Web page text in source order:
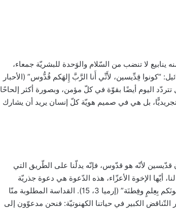
لا تنضب من السّلام والوَحدة للبشريّة جمعاء،
“كونوا قِدِّيسين، لأَنِّي أَنا الرَّبَّ إِلهَكم قُدُّوس” (الأحبار
وما تزال تتردّد اليوم أيضًا بقوّة في كلّ مؤمن، وبصورة أكثر إلحاحًا
تجريديًّا، بل هي في صميم هويّة كلّ إنسان يريد أن يشارك
قدّيسين لأنّه هو قدّوس، فإنّه يدلّنا على الطّريق التي
أيّها الإخوة الأعزّاء، هذه الدّعوة هي دعوة جذريّة
بصورة خاصّة. وعد الرّبّ الإله قال: “أُعْطيكم رُعاةً على وَفقِ قَلْبي، فيَرعَونَكم بِعِلمٍ وفِطنَة” (إرميا 3، 15). القداسة المطلوبة منّا
الكبير في حياتنا الكهنوتيّة: فنحن مدعوّون إلى